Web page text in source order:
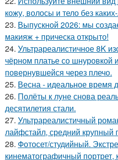
кожу, волосы и тело без
23. Выпускной 2026: мы
макияж + прическа открыто!
24. Ультрареалистичное 8K
чёрном платье со шнуровкой
повернувшейся через плечо.
25. Весна - идеальное время
26. Полёты к луне снова
десятилетия стали.
27. Ультрареалистичный
лайфстайл, средний крупный
28. Фотосет/студийный.
кинематографичный